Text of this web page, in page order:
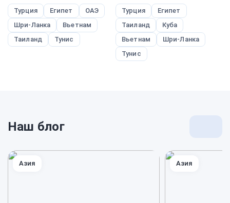
Турция Египет
ОАЭ
Шри-Ланка
Вьетнам
Таиланд
Тунис
Турция
Египет
Таиланд
Куба
Вьетнам
Шри-Ланка
Тунис
Наш блог
Азия Азия